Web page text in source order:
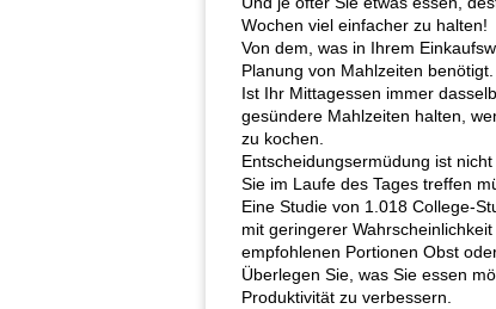
Wochen viel einfacher zu halten!
Von dem, was in Ihrem
Planung von Mahlzeiten
Ist Ihr Mittagessen immer
gesündere Mahlzeiten halten,
zu kochen.
Entscheidungsermüdung ist
Sie im Laufe des Tages treffen
Eine Studie von 1.018 College-
mit geringerer
empfohlenen Portionen Obst
Überlegen Sie, was Sie essen
Produktivität zu verbessern.